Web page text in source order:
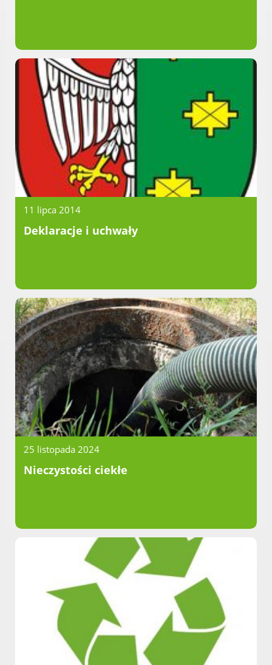
11 lipca 2014
Deklaracje i uchwały
25 listopada 2024
Nieczystości ciekłe